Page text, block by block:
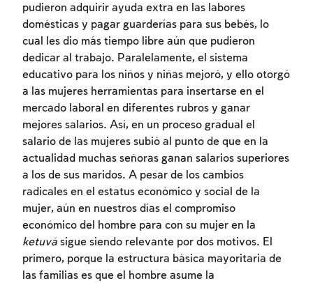
pudieron adquirir ayuda extra en las labores
domésticas y pagar guarderías para sus bebés, lo
cual les dio más tiempo libre aún que pudieron
dedicar al trabajo. Paralelamente, el sistema
educativo para los niños y niñas mejoró, y ello otorgó
a las mujeres herramientas para insertarse en el
mercado laboral en diferentes rubros y ganar
mejores salarios. Así, en un proceso gradual el
salario de las mujeres subió al punto de que en la
actualidad muchas señoras ganan salarios superiores
a los de sus maridos. A pesar de los cambios
radicales en el estatus económico y social de la
mujer, aún en nuestros días el compromiso
económico del hombre para con su mujer en la
ketuvá sigue siendo relevante por dos motivos. El
primero, porque la estructura básica mayoritaria de
las familias es que el hombre asume la